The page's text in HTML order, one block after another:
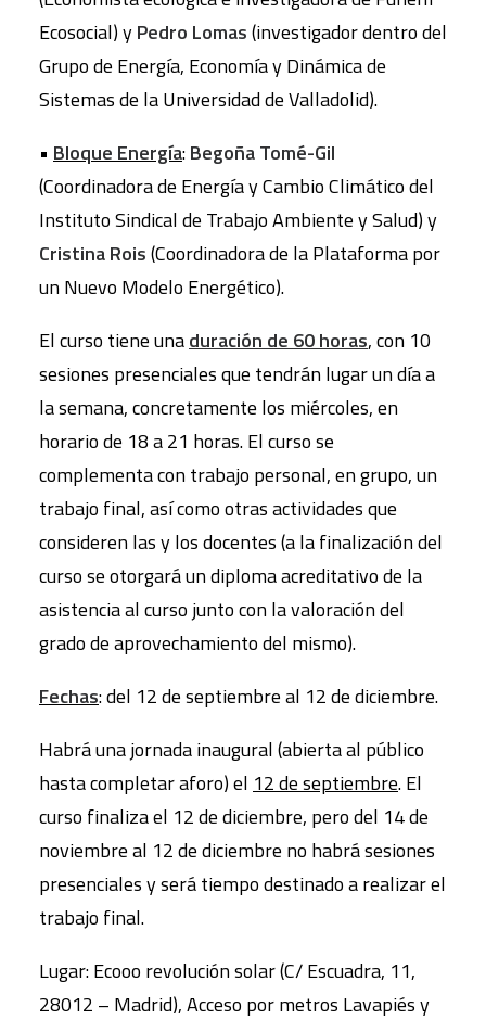
Ecosocial) yPedro Lomas(investigador dentro del
Grupo de Energía, Economía y Dinámica de
Sistemas de la Universidad de Valladolid).
• Bloque Energía:Begoña Tomé-Gil
(Coordinadora de Energía y Cambio Climático del
Instituto Sindical de Trabajo Ambiente y Salud) y
Cristina Rois(Coordinadora de la Plataforma por
un Nuevo Modelo Energético).
El curso tiene unaduración de 60 horas, con 10
sesiones presenciales que tendrán lugar un día a
la semana, concretamente los miércoles, en
horario de 18 a 21 horas. El curso se
complementa con trabajo personal, en grupo, un
trabajo final, así como otras actividades que
consideren las y los docentes (a la finalización del
curso se otorgará un diploma acreditativo de la
asistencia al curso junto con la valoración del
grado de aprovechamiento del mismo).
Fechas: del 12 de septiembre al 12 de diciembre.
Habrá una jornada inaugural (abierta al público
hasta completar aforo) el 12 de septiembre. El
curso finaliza el 12 de diciembre, pero del 14 de
noviembre al 12 de diciembre no habrá sesiones
presenciales y será tiempo destinado a realizar el
trabajo final.
Lugar: Ecooo revolución solar (C/ Escuadra, 11,
28012 – Madrid), Acceso por metros Lavapiés y